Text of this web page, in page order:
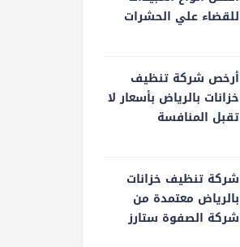
للقضاء علي الحشرات
أرخص شركة تنظيف
خزانات بالرياض بأسعار لا
تقبل المنافسة
شركة تنظيف خزانات
بالرياض معتمدة من
شركة الصفوة ستارز